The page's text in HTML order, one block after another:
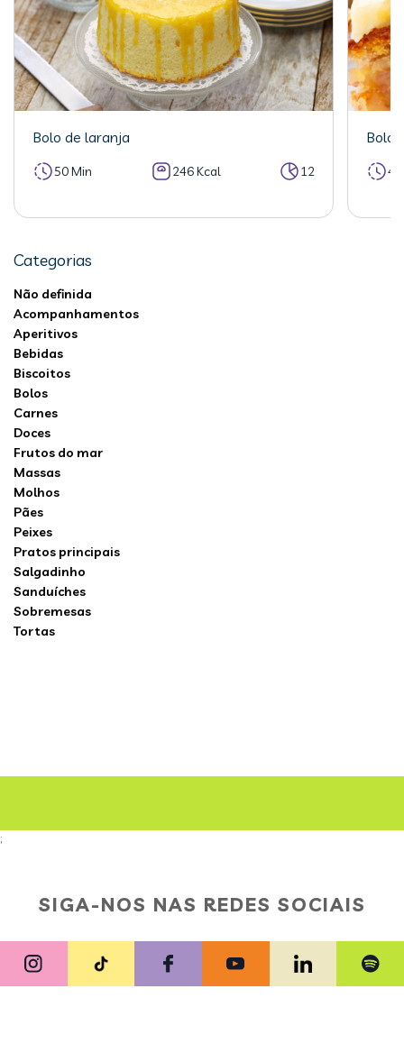
Bolo de laranja
50 Min 246 Kcal 12
Bolo
Categorias
Não definida
Acompanhamentos
Aperitivos
Bebidas
Biscoitos
Bolos
Carnes
Doces
Frutos do mar
Massas
Molhos
Pães
Peixes
Pratos principais
Salgadinho
Sanduíches
Sobremesas
Tortas
;
SIGA-NOS NAS REDES SOCIAIS